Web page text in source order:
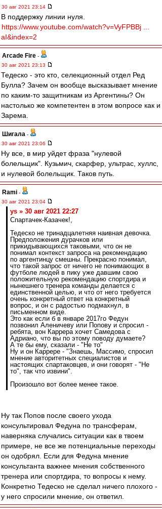
30 авг 2021 23:14
В поддержку линии нуля.
https://www.youtube.com/watch?v=VyFPBBj ...
aI&index=2
Arcade Fire -
30 авг 2021 23:13
Тедеско - это кто, селекционный отдел Ред
Булла? Зачем он вообще высказывает мнение
по каким-то защитникам из Аргентины? Он
настолько же компетентен в этом вопросе как и
Зарема.
Шигала -
30 авг 2021 23:06
Ну все, в мир уйдет фраза "нулевой
болельщик". Кузьмич, скарфер, ультрас, хуллс,
и нулевой болельщик. Таков путь.
Rami -
30 авг 2021 23:04
ys » 30 авг 2021 22:27
Спартачек-Казачек!,
Тедеско не тринадцалетняя наивная девочка.
Предположения дурачков или
прикидывающихся таковыми, что он не
понимал контекст запроса на рекомендацию
по аргентинцу смешны. Прекрасно понимал,
что такой запрос от ничего не понимающих в
футболе людей в пику уже давшим свою
положительную рекомендацию спортдира и
нынешнего тренера команды делается с
единственной целью, и что от него требуется
очень конкретный ответ на конкретный
вопрос, и он с радостью подмахнул, в
письменном виде.
Это как если б в январе 2017го Федун
позвонил Аленичеву или Попову и спросил -
ребята, вон Каррера хочет Самедова с
Адриано, что вы по этому поводу думаете?
А те бы ему, сказали - "Не то"
Ну и он Каррере - "Знаешь, Массимо, спросил
мнение авторитетных специалистов и
настоящих спартаковцев, и они говорят - "Не
то", так что извини".
Произошло вот более менее такое.
Ну так Попов после своего ухода
консультировал Федуна по трансферам,
наверняка случались ситуации как в твоем
примере, не все же потенциальные переходы
он одобрял. Если для Федуна мнение
консультанта важнее мнения собственного
тренера или спортдира, то вопросы к нему.
Конкретно Тедеско не сделал ничего плохого -
у него спросили мнение, он ответил.